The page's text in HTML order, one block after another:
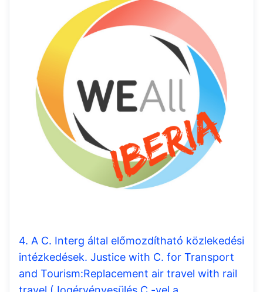
4. A C. Interg által előmozdítható közlekedési
intézkedések. Justice with C. for Transport
and Tourism:Replacement air travel with rail